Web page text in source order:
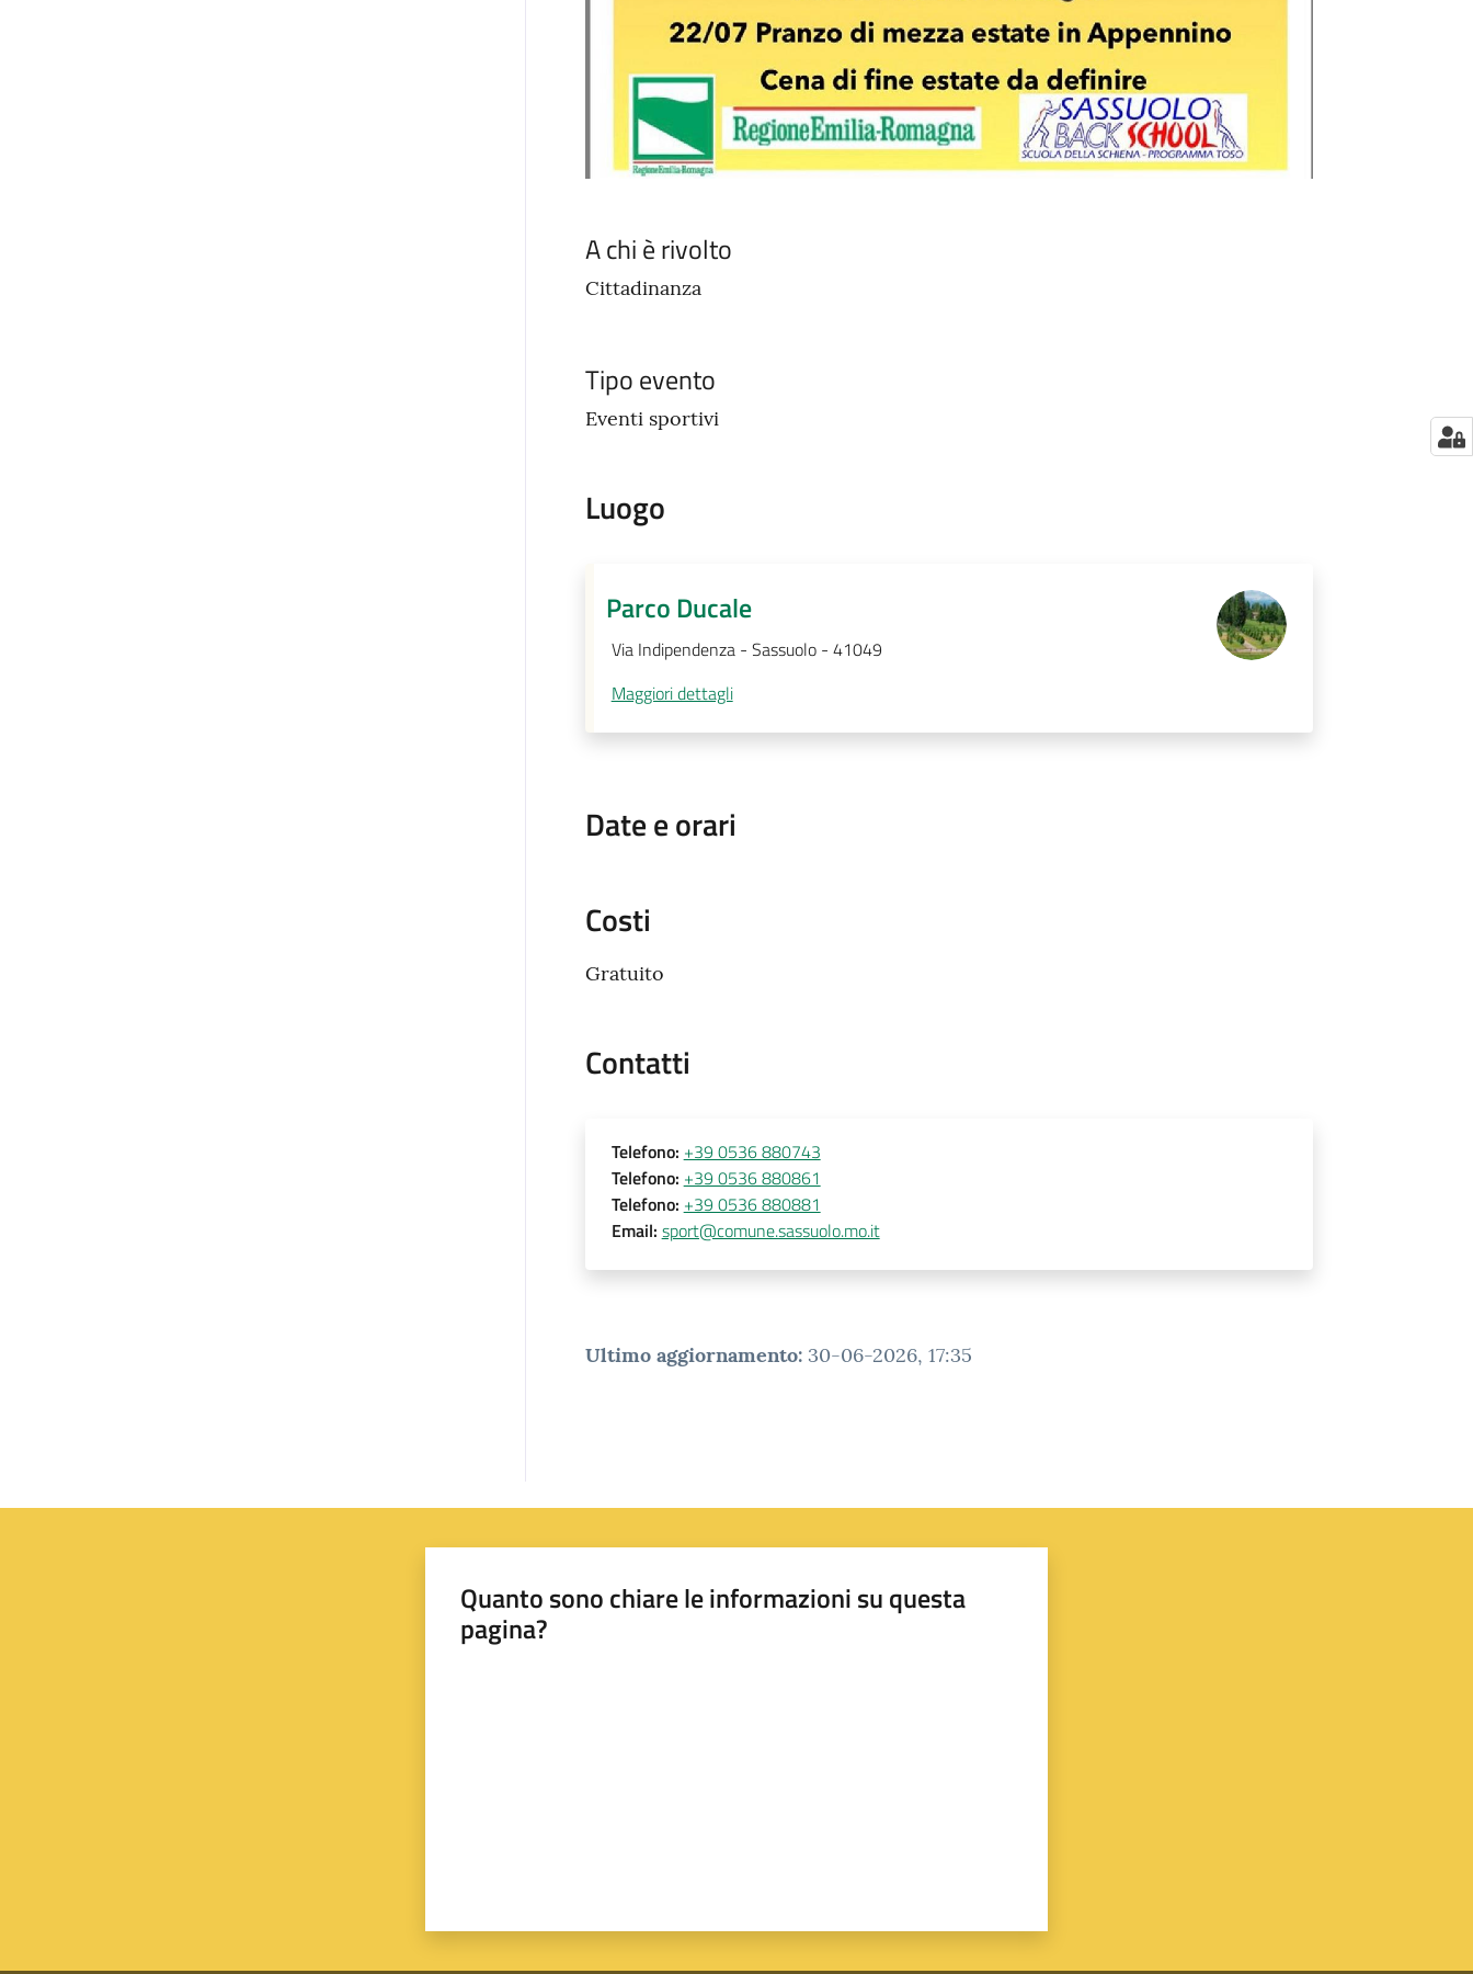
A chi è rivolto
Cittadinanza
Tipo evento
Eventi sportivi
Luogo
Parco Ducale
Via Indipendenza - Sassuolo - 41049
Maggiori dettagli
Date e orari
Costi
Gratuito
Contatti
Telefono: +39 0536 880743
Telefono: +39 0536 880861
Telefono: +39 0536 880881
Email: sport@comune.sassuolo.mo.it
Ultimo aggiornamento: 30-06-2026, 17:35
Quanto sono chiare le informazioni su questa
pagina?